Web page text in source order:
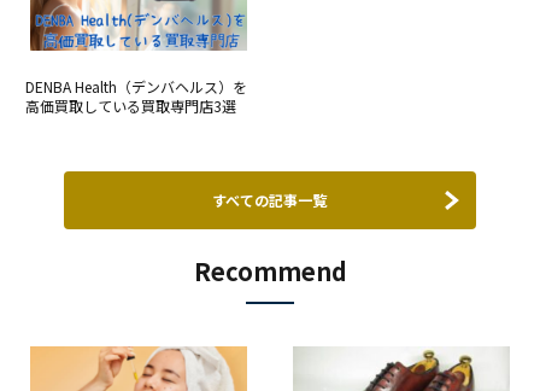
DENBA Health（デンバヘルス）を
高価買取している買取専門店3選
すべての記事一覧
Recommend